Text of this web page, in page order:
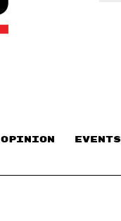
OPINION EVENTS